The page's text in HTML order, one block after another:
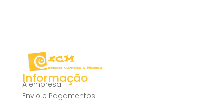
Informação
A empresa
Envio e Pagamentos